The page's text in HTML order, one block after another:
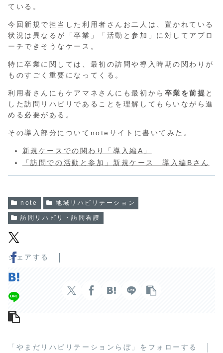
ている。
今回新規で担当した利用者さんお二人は、置かれている
状況は異なるが「卒業」「活動と参加」に対してアプロ
ーチできそうなケース。
特に卒業に関しては、最初の訪問や導入時期の関わりが
ものすごく重要になってくる。
利用者さんにもケアマネさんにも最初から 卒業を前提 と
した訪問リハビリであることを理解してもらいながら進
める必要がある。
その導入部分についてnoteサイトに書いてみた。
新規ケースでの関わり「導入編A」
「訪問での活動と参加」新規ケース 導入編Bさん
note 地域リハビリテーション
訪問リハビリ・訪問看護
シェアする
「やまだリハビリテーションらぼ」をフォローする